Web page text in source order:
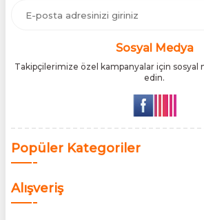
Türkiye pazarına ulaşmasını sağlıyoruz.
genelinde milyonlarca kullanıcıya hitap
Türk tüketicilerle doğrudan, güvenli ve
Sosyal Medya
Takipçilerimize özel kampanyalar için sosyal
edin.
Popüler Kategoriler
Alışveriş